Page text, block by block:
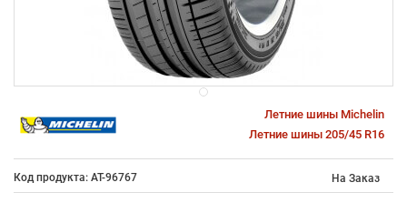
Летние шины Michelin
Летние шины 205/45 R16
Код продукта: AT-96767 На Заказ